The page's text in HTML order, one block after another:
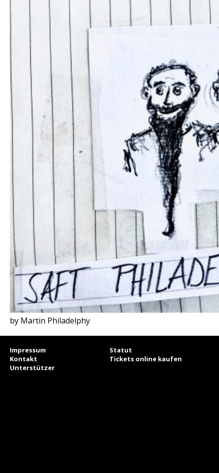
by Martin Philadelphy
Impressum
Statut
Kontakt
Tickets online kaufen
Unterstützer